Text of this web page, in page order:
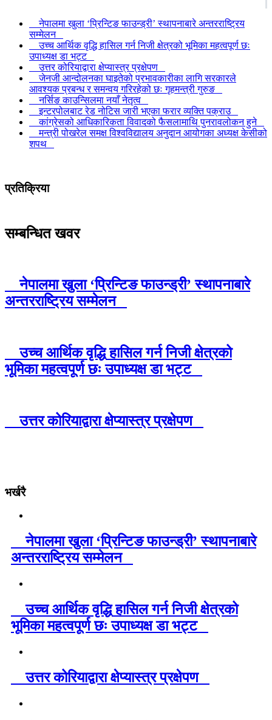
नेपालमा खुला ‘प्रिन्टिङ फाउन्ड्री’ स्थापनाबारे अन्तरराष्ट्रिय
सम्मेलन
उच्च आर्थिक वृद्धि हासिल गर्न निजी क्षेत्रको भूमिका महत्वपूर्ण छः
उपाध्यक्ष डा भट्ट
उत्तर कोरियाद्वारा क्षेप्यास्त्र प्रक्षेपण
जेनजी आन्दोलनका घाइतेको प्रभावकारीका लागि सरकारले
आवश्यक प्रबन्ध र समन्वय गरिरहेको छः गृहमन्त्री गुरुङ
नर्सिङ काउन्सिलमा नयाँ नेतृत्व
इन्टरपोलबाट रेड नोटिस जारी भएका फरार व्यक्ति पक्राउ
कांग्रेसको आधिकारिकता विवादको फैसलामाथि पुनरावलोकन हुने
मन्त्री पोखरेल समक्ष विश्वविद्यालय अनुदान आयोगका अध्यक्ष केसीको
शपथ
प्रतिक्रिया
सम्बन्धित खवर
नेपालमा खुला ‘प्रिन्टिङ फाउन्ड्री’ स्थापनाबारे
अन्तरराष्ट्रिय सम्मेलन
उच्च आर्थिक वृद्धि हासिल गर्न निजी क्षेत्रको
भूमिका महत्वपूर्ण छः उपाध्यक्ष डा भट्ट
उत्तर कोरियाद्वारा क्षेप्यास्त्र प्रक्षेपण
भर्खरै
नेपालमा खुला ‘प्रिन्टिङ फाउन्ड्री’ स्थापनाबारे
अन्तरराष्ट्रिय सम्मेलन
उच्च आर्थिक वृद्धि हासिल गर्न निजी क्षेत्रको
भूमिका महत्वपूर्ण छः उपाध्यक्ष डा भट्ट
उत्तर कोरियाद्वारा क्षेप्यास्त्र प्रक्षेपण